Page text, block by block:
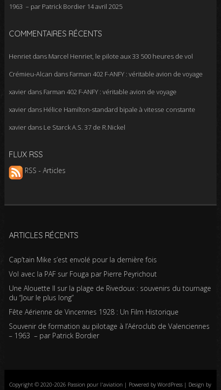
1963 – par Patrick Bordier 14 avril 2025
COMMENTAIRES RÉCENTS
Henrietdans Marcel Henriet, le pilote aux 33 500 heures de vol
Crémieu-Alcan dans Farman 402 F-ANFY : véritable avion de voyage
xavierdans Farman 402 F-ANFY : véritable avion de voyage
xavierdans Hélice Hamilton-standard bipale à vitesse constante
xavierdans Le Starck A.S. 37 de R.Nickel
FLUX RSS
RSS - Articles
ARTICLES RÉCENTS
Cap’tain Mike s’est envolé pour la dernière fois
Vol avec la PAF sur Fouga par Pierre Peyrichout
Une Alouette II sur la plage de Rivedoux : souvenirs du tournage
du “Jour le plus long”
Fête Aérienne de Vincennes 1928 : Un Film Historique
Souvenir de formation au pilotage à l’Aéroclub de Valenciennes
– 1963 – par Patrick Bordier
Copyright © 2020-2026 Passion pour l'aviation | Powered by WordPress | Design by